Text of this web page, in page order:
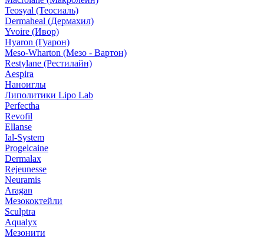
Teosyal (Теосиаль)
Dermaheal (Дермахил)
Yvoire (Ивор)
Hyaron (Гуарон)
Meso-Wharton (Мезо - Вартон)
Restylane (Рестилайн)
Aespira
Наноиглы
Липолитики Lipo Lab
Perfectha
Revofil
Ellanse
Ial-System
Progelcaine
Dermalax
Rejeunesse
Neuramis
Aragan
Мезококтейли
Sculptra
Aqualyx
Мезонити